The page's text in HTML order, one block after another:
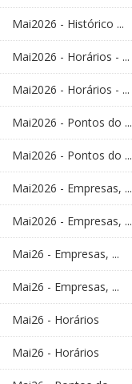
Mai2026 - Histórico ...
Mai2026 - Horários - ...
Mai2026 - Horários - ...
Mai2026 - Pontos do ...
Mai2026 - Pontos do ...
Mai2026 - Empresas, ...
Mai2026 - Empresas, ...
Mai26 - Empresas, ...
Mai26 - Empresas, ...
Mai26 - Horários
Mai26 - Horários